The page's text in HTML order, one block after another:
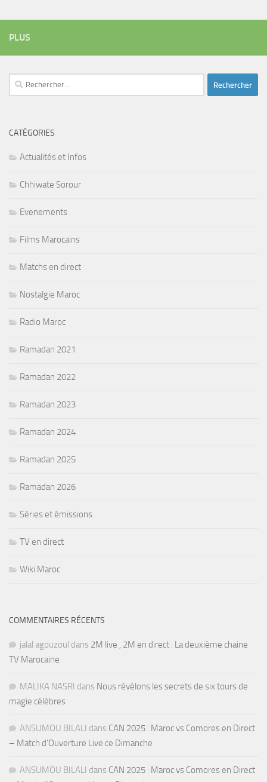
PLUS
Rechercher :
CATÉGORIES
Actualités et Infos
Chhiwate Sorour
Evenements
Films Marocains
Matchs en direct
Nostalgie Maroc
Radio Maroc
Ramadan 2021
Ramadan 2022
Ramadan 2023
Ramadan 2024
Ramadan 2025
Ramadan 2026
Séries et émissions
TV en direct
Wiki Maroc
COMMENTAIRES RÉCENTS
jalal agouzoul dans 2M live , 2M en direct : La deuxième chaine
TV Marocaine
MALIKA NASRI dans Nous révélons les secrets de six tours de
magie célèbres
ANSUMOU BILALI dans CAN 2025 : Maroc vs Comores en Direct
– Match d’Ouverture Live ce Dimanche
ANSUMOU BILALI dans CAN 2025 : Maroc vs Comores en Direct